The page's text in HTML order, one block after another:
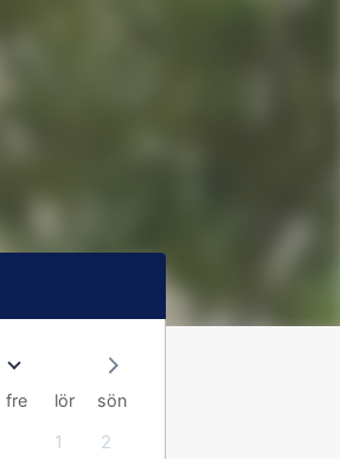
fre lör sön
1 2